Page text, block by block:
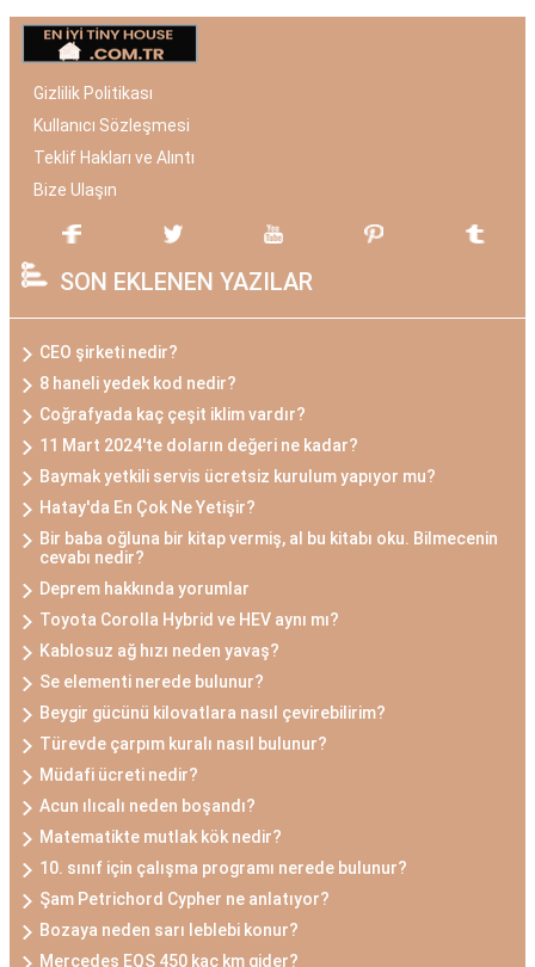
Gizlilik Politikası
Kullanıcı Sözleşmesi
Teklif Hakları ve Alıntı
Bize Ulaşın
SON EKLENEN YAZILAR
CEO şirketi nedir?
8 haneli yedek kod nedir?
Coğrafyada kaç çeşit iklim vardır?
11 Mart 2024'te doların değeri ne kadar?
Baymak yetkili servis ücretsiz kurulum yapıyor mu?
Hatay'da En Çok Ne Yetişir?
Bir baba oğluna bir kitap vermiş, al bu kitabı oku. Bilmecenin
cevabı nedir?
Deprem hakkında yorumlar
Toyota Corolla Hybrid ve HEV aynı mı?
Kablosuz ağ hızı neden yavaş?
Se elementi nerede bulunur?
Beygir gücünü kilovatlara nasıl çevirebilirim?
Türevde çarpım kuralı nasıl bulunur?
Müdafi ücreti nedir?
Acun ılıcalı neden boşandı?
Matematikte mutlak kök nedir?
10. sınıf için çalışma programı nerede bulunur?
Şam Petrichord Cypher ne anlatıyor?
Bozaya neden sarı leblebi konur?
Mercedes EQS 450 kaç km gider?